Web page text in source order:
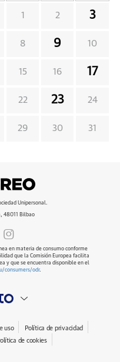
1 2 3
8 9 10
15 16 17
22 23 24
29 30 31
Unipersonal.
48011 Bilbao
en materia de consumo conforme
que la Comisión Europea facilita
y que se encuentra disponible en el
consumers/odr.
uso
Política de privacidad
de cookies